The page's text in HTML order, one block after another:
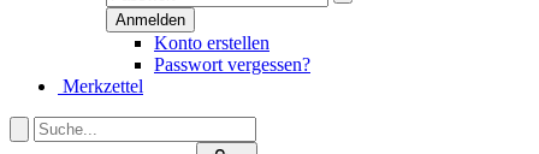
Konto erstellen
Passwort vergessen?
Merkzettel